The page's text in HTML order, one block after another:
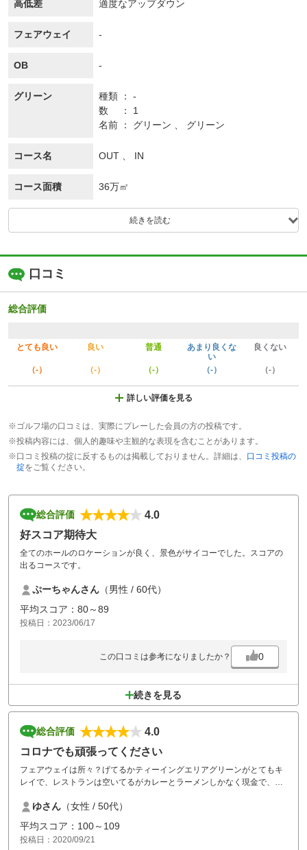
高低差 適度なアップダウン
フェアウェイ -
OB -
グリーン 種類
-
数
1
名前
グリーン 、 グリーン
コース名 OUT 、 IN
コース面積 36万㎡
続きを読む
口コミ
総合評価
とても良い 良い 普通
あまり良くな
い
良くない
（-） （-） （-） （-） （-）
詳しい評価を見る
※ゴルフ場の口コミは、実際にプレーした会員の方の投稿です。
※投稿内容には、個人的趣味や主観的な表現を含むことがあります。
※口コミ投稿の掟に反するものは掲載しておりません。詳細は、 口コミ投稿の
掟をご覧ください。
総合評価
4.0
好スコア期待大
全てのホールのロケーションが良く、景色がサイコーでした。スコアの
出るコースです。
ぷーちゃんさん （男性 / 60代）
平均スコア：80～89
投稿日：2023/06/17
この口コミは参考になりましたか？ 0
続きを見る
総合評価
4.0
コロナでも頑張ってください
フェアウェイは所々？げてるかティーイングエリアグリーンがとてもキ
レイで、レストランは空いてるがカレーとラーメンしかなく現金で、お
ャワーのみだが開けてくれて、フェアウェイ乗り入れ基本だがタイヤが
滑って走行に苦戦し、スタートのOUTINの表示なく歩き回り確認し、水
はけが悪いが所々水取りに頑張っていた従業員の方がいて、長旅の末来
て本当に楽しかったし来てよかったと思いました。
ゆさん （女性 / 50代）
平均スコア：100～109
投稿日：2020/09/21